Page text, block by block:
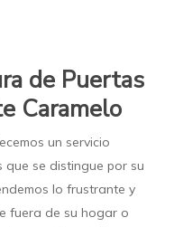
de Puertas
Caramelo
un servicio
se distingue por su
lo frustrante y
fuera de su hogar o